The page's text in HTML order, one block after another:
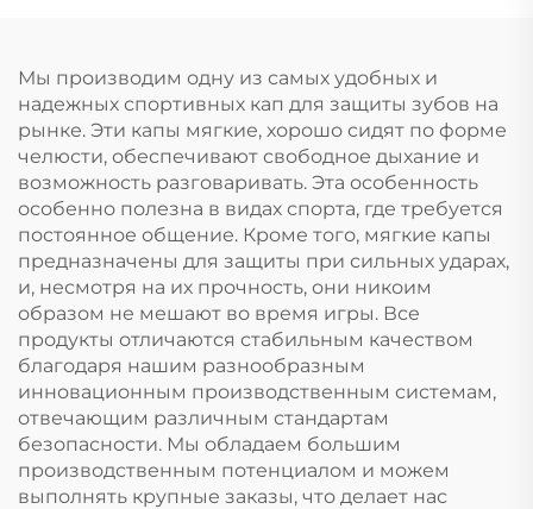
спортивная зубная
защита для футбола
логотипом
Мы производим одну из самых удобных и
надежных спортивных кап для защиты зубов на
рынке. Эти капы мягкие, хорошо сидят по форме
челюсти, обеспечивают свободное дыхание и
возможность разговаривать. Эта особенность
особенно полезна в видах спорта, где требуется
постоянное общение. Кроме того, мягкие капы
предназначены для защиты при сильных ударах,
и, несмотря на их прочность, они никоим
образом не мешают во время игры. Все
продукты отличаются стабильным качеством
благодаря нашим разнообразным
инновационным производственным системам,
отвечающим различным стандартам
безопасности. Мы обладаем большим
производственным потенциалом и можем
выполнять крупные заказы, что делает нас